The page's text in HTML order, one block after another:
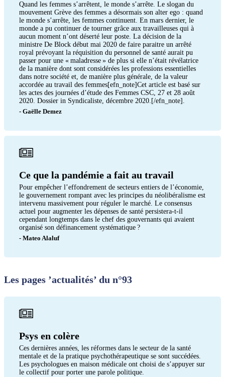
Quand les femmes s’arrêtent, le monde s’arrête. Le slogan du
mouvement Grève des femmes a désormais son alter ego : quand
le monde s’arrête, les femmes continuent. En mars dernier, le
monde a pu continuer de tourner grâce aux travailleuses qui à
aucun moment n’ont déserté leur poste. La décision de la
ministre De Block début mai 2020 de faire paraitre un arrêté
royal prévoyant la réquisition du personnel de santé aurait pu
passer pour une « maladresse » de plus si elle n’était révélatrice
de la manière dont sont considérées les professions essentielles
dans notre société et, de manière plus générale, de la valeur
accordée au travail des femmes[efn_note]Cet article est basé sur
les actes des journées d’étude des Femmes CSC, 27 et 28 août
2020. Dossier in Syndicaliste, décembre 2020.[/efn_note].
- Gaëlle Demez
Ce que la pandémie a fait au travail
Pour empêcher l’effondrement de secteurs entiers de l’économie,
le gouvernement rompant avec les principes du néolibéralisme est
intervenu massivement pour réguler le marché. Le consensus
actuel pour augmenter les dépenses de santé persistera-t-il
cependant longtemps dans le chef des gouvernants qui avaient
organisé son définancement systématique ?
- Mateo Alaluf
Les pages ’actualités’ du n°93
Psys en colère
Ces dernières années, les réformes dans le secteur de la santé
mentale et de la pratique psychothérapeutique se sont succédées.
Les psychologues en maison médicale ont choisi de s’appuyer sur
le collectif pour porter une parole politique.